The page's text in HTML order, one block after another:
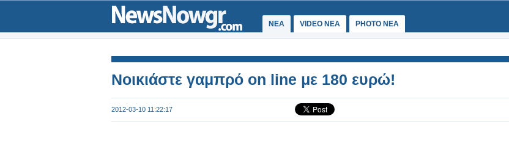
ΝΕΑ VIDEO NEA PHOTO NEA
Νοικιάστε γαμπρό on line με 180 ευρώ!
2012-03-10 11:22:17